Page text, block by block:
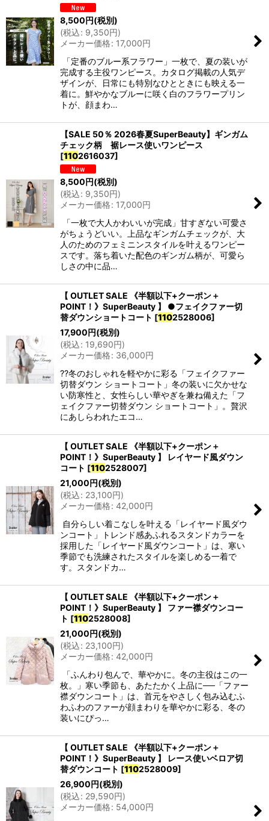
8,500円(税別)
(税込: 9,350円)
メーカー価格: 17,000円
「定番のブルー系フラワー」一枚で、夏の装いが
完成する主役ワンピース。カタログ掲載の人気デ
ザインが、日常にも特別なひとときにも映える一
着に。鮮やかなブルーに咲く白のフラワープリン
トが、顔まわ…
【SALE 50％ 2026春夏SuperBeauty】ギンガム
チェック柄 裾レース使いワンピース
[1102616037]
8,500円(税別)
(税込: 9,350円)
メーカー価格: 17,000円
「一枚で大人かわいいが完成」甘すぎない可愛さ
がちょうどいい。上品なギンガムチェックが、大
人のためのフェミニンスタイルを叶えるワンピー
スです。落ち着いた配色のギンガム柄が、可愛ら
しさの中に品…
【 OUTLET SALE 《半額以下+クーポン＋
POINT！》SuperBeauty 】 ●フェイクファー切
替ダウンショートコート [1102528006]
17,900円(税別)
(税込: 19,690円)
メーカー価格: 36,000円
??冬のおしゃれを軽やかに彩る「フェイクファー
切替ダウン ショートコート」冬の装いに欠かせな
い防寒性と、女性らしい華やぎを兼ね備えた「フ
ェイクファー切替ダウン ショートコート」。贅沢
にあしらわれたエコ…
【 OUTLET SALE 《半額以下+クーポン＋
POINT！》SuperBeauty 】 レイヤード風ダウン
コート [1102528007]
21,000円(税別)
(税込: 23,100円)
メーカー価格: 42,000円
自分らしい着こなしを叶える「レイヤード風ダウ
ンコート」トレンド感あふれるスタンドカラーを
採用した「レイヤード風ダウンコート」は、寒い
季節でも洗練されたスタイルを楽しめる一着で
す。スタンドカ…
【 OUTLET SALE 《半額以下+クーポン＋
POINT！》SuperBeauty 】 ファー襟ダウンコー
ト [1102528008]
21,000円(税別)
(税込: 23,100円)
メーカー価格: 42,000円
「ふんわり包んで、華やかに。冬の主役はこの一
枚。」寒い季節も、あたたかく上品に──「ファー
襟ダウンコート」は、首元をやさしく包み込むふ
わふわのファーが顔まわりを華やかに彩る、冬の
装いにぴっ…
【 OUTLET SALE 《半額以下+クーポン＋
POINT！》SuperBeauty 】 レース使いベロア切
替ダウンコート [1102528009]
26,900円(税別)
(税込: 29,590円)
メーカー価格: 54,000円